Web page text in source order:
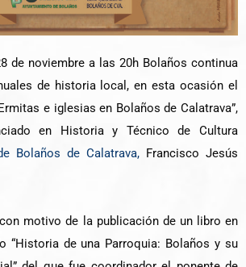
de noviembre a las 20h Bolaños continua
de historia local, en esta ocasión el
e iglesias en Bolaños de Calatrava”,
en Historia y Técnico de Cultura
Bolaños de Calatrava, Francisco Jesús
motivo de la publicación de un libro en
“Historia de una Parroquia: Bolaños y su